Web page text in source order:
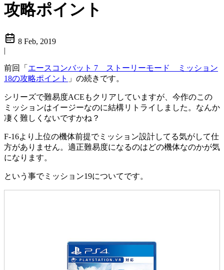
攻略ポイント
8 Feb, 2019
|
前回「 エースコンバット 7 ストーリーモード ミッション
18の攻略ポイント 」の続きです。
シリーズで難易度ACEもクリアしていますが、今作のこの
ミッションはイージーなのに結構リトライしました。なんか
凄く難しくないですかね？
F-16より上位の機体前提でミッション設計してる気がして仕
方がありません。適正難易度になるのはどの機体なのかが気
になります。
という事でミッション19についてです。